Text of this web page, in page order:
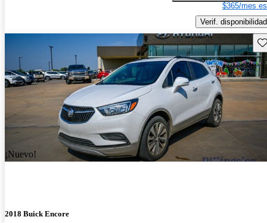
$365/mes
Verif. disponibilidad
¡Nuevo!
2018 Buick Encore